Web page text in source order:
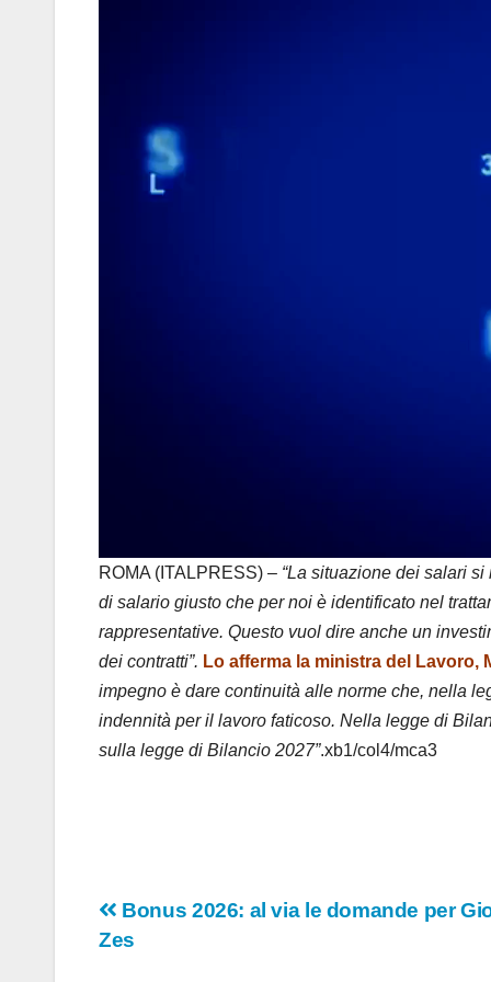
ROMA (ITALPRESS) – “La situazione dei salari
di salario giusto che per noi è identificato nel
rappresentative. Questo vuol dire anche un
dei contratti”. Lo afferma la ministra del Lavoro,
impegno è dare continuità alle norme che, nella
indennità per il lavoro faticoso. Nella legge di
sulla legge di Bilancio 2027”.xb1/col4/mca3
Navigazione
Bonus 2026: al via le domande per
Zes